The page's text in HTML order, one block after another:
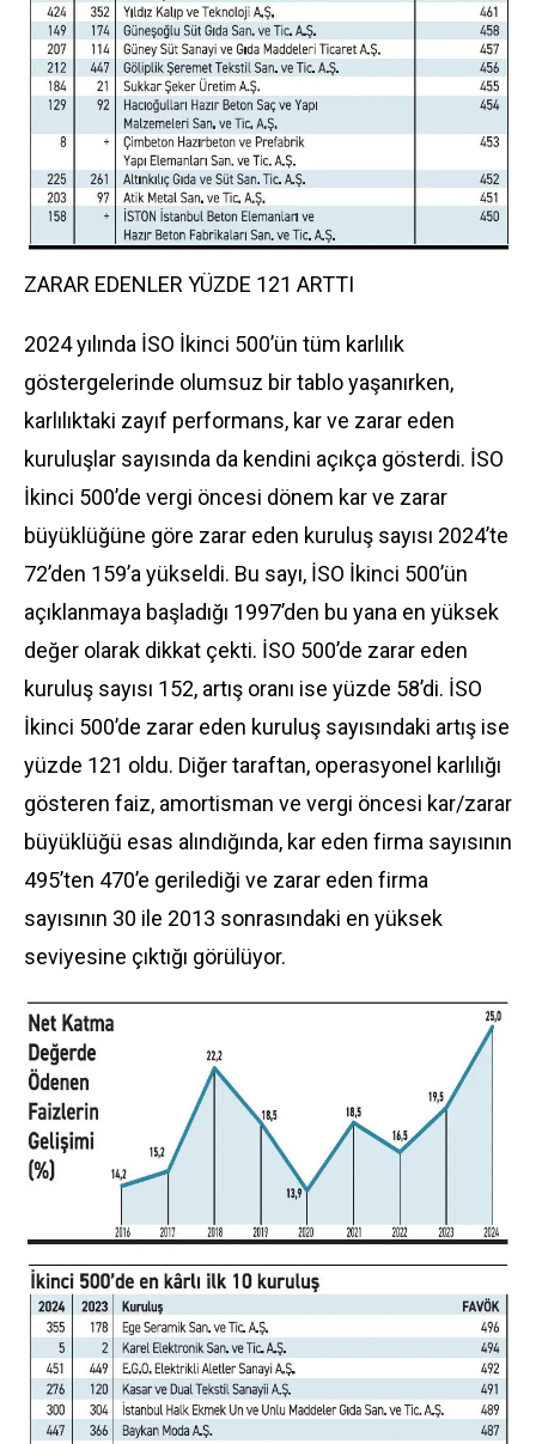
ZARAR EDENLER YÜZDE 121 ARTTI
2024 yılında İSO İkinci 500’ün tüm karlılık
göstergelerinde olumsuz bir tablo yaşanırken,
karlılıktaki zayıf performans, kar ve zarar eden
kuruluşlar sayısında da kendini açıkça gösterdi. İSO
İkinci 500’de vergi öncesi dönem kar ve zarar
büyüklüğüne göre zarar eden kuruluş sayısı 2024’te
72’den 159’a yükseldi. Bu sayı, İSO İkinci 500’ün
açıklanmaya başladığı 1997’den bu yana en yüksek
değer olarak dikkat çekti. İSO 500’de zarar eden
kuruluş sayısı 152, artış oranı ise yüzde 58’di. İSO
İkinci 500’de zarar eden kuruluş sayısındaki artış ise
yüzde 121 oldu. Diğer taraftan, operasyonel karlılığı
gösteren faiz, amortisman ve vergi öncesi kar/zarar
büyüklüğü esas alındığında, kar eden firma sayısının
495’ten 470’e gerilediği ve zarar eden firma
sayısının 30 ile 2013 sonrasındaki en yüksek
seviyesine çıktığı görülüyor.